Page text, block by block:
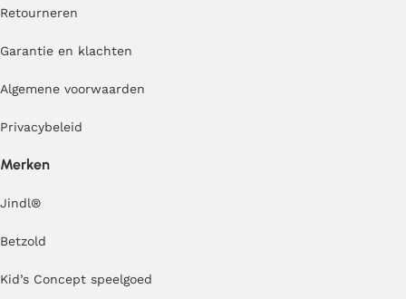
Retourneren
Garantie en klachten
Algemene voorwaarden
Privacybeleid
Merken
Jindl®
Betzold
Kid’s Concept speelgoed